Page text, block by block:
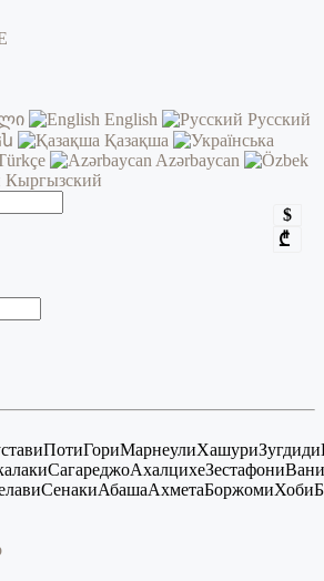
English
Русский
Қазақша
Azərbaycan
Кыргызский
$
₾
ПотиГориМарнеулиХашуриЗугдиди
СагареджоАхалцихеЗестафониВани
СенакиАбашаАхметаБоржомиХоби